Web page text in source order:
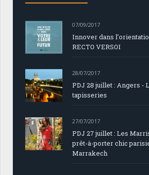
07/09/2017
Innover dans
RECTO VERSOI
28/07/2017
PDJ 28 juillet : Angers -
tapisseries
27/07/2017
PDJ 27 juillet : Les
prêt-à-porter chic
Marrakech